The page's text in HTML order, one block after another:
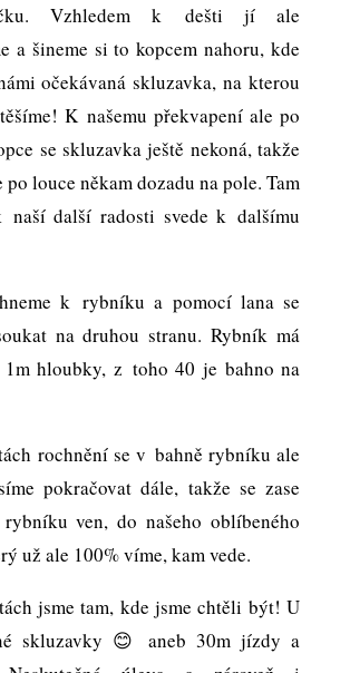
Vzhledem k dešti jí ale
a šineme si to kopcem nahoru, kde
očekávaná skluzavka, na kterou
K našemu překvapení ale po
se skluzavka ještě nekoná, takže
louce někam dozadu na pole. Tam
další radosti svede k dalšímu
k rybníku a pomocí lana se
na druhou stranu. Rybník má
hloubky, z toho 40 je bahno na
rochnění se v bahně rybníku ale
pokračovat dále, takže se zase
ven, do našeho oblíbeného
už ale 100% víme, kam vede.
jsme tam, kde jsme chtěli být! U
skluzavky 😊 aneb 30m jízdy a